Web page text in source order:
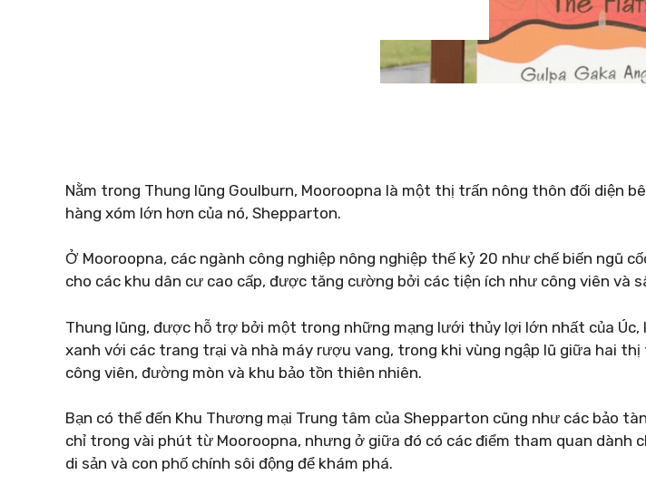
Nằm trong Thung lũng Goulburn, Mooroopna là một thị trấn nông thôn đối diện
hàng xóm lớn hơn của nó, Shepparton.
Ở Mooroopna, các ngành công nghiệp nông nghiệp thế kỷ 20 như chế biến ngũ
cho các khu dân cư cao cấp, được tăng cường bởi các tiện ích như công viên và
Thung lũng, được hỗ trợ bởi một trong những mạng lưới thủy lợi lớn nhất của Úc,
xanh với các trang trại và nhà máy rượu vang, trong khi vùng ngập lũ giữa hai thị
công viên, đường mòn và khu bảo tồn thiên nhiên.
Bạn có thể đến Khu Thương mại Trung tâm của Shepparton cũng như các bảo
chỉ trong vài phút từ Mooroopna, nhưng ở giữa đó có các điểm tham quan dành
di sản và con phố chính sôi động để khám phá.